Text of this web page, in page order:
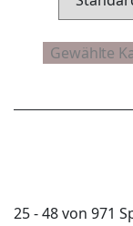
25 - 48 von 971